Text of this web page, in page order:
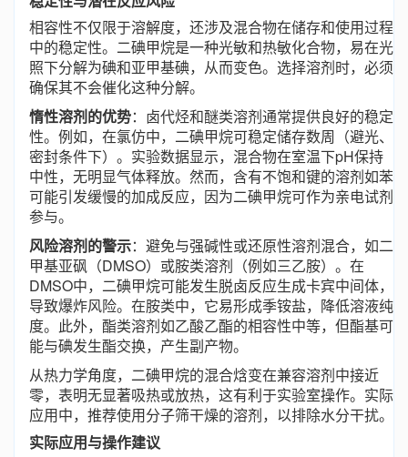
相容性不仅限于溶解度，还涉及混合物在储存和使用过程
中的稳定性。二碘甲烷是一种光敏和热敏化合物，易在光
照下分解为碘和亚甲基碘，从而变色。选择溶剂时，必须
确保其不会催化这种分解。
惰性溶剂的优势：卤代烃和醚类溶剂通常提供良好的稳定
性。例如，在氯仿中，二碘甲烷可稳定储存数周（避光、
密封条件下）。实验数据显示，混合物在室温下pH保持
中性，无明显气体释放。然而，含有不饱和键的溶剂如苯
可能引发缓慢的加成反应，因为二碘甲烷可作为亲电试剂
参与。
风险溶剂的警示：避免与强碱性或还原性溶剂混合，如二
甲基亚砜（DMSO）或胺类溶剂（例如三乙胺）。在
DMSO中，二碘甲烷可能发生脱卤反应生成卡宾中间体，
导致爆炸风险。在胺类中，它易形成季铵盐，降低溶液纯
度。此外，酯类溶剂如乙酸乙酯的相容性中等，但酯基可
能与碘发生酯交换，产生副产物。
从热力学角度，二碘甲烷的混合焓变在兼容溶剂中接近
零，表明无显著吸热或放热，这有利于实验室操作。实际
应用中，推荐使用分子筛干燥的溶剂，以排除水分干扰。
实际应用与操作建议